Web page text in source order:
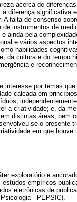
acerca de
diferença significativa
A falta de consenso
de instrumentos de
ainda pela
e vários aspectos
habilidades
da cultura e do tempo
e
interesse por temas
calcada em
a criatividade; e, da
distintas áreas; bem
se o presente
em que
exploratório e
estudos empíricos
eletrônicas de
- PEPSIC).